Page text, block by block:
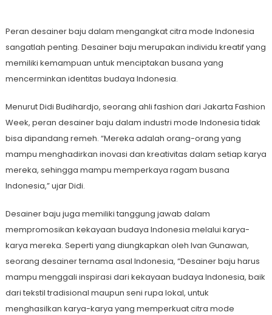
Peran desainer baju dalam mengangkat citra mode Indonesia
sangatlah penting. Desainer baju merupakan individu kreatif yang
memiliki kemampuan untuk menciptakan busana yang
mencerminkan identitas budaya Indonesia.
Menurut Didi Budihardjo, seorang ahli fashion dari Jakarta Fashion
Week, peran desainer baju dalam industri mode Indonesia tidak
bisa dipandang remeh. “Mereka adalah orang-orang yang
mampu menghadirkan inovasi dan kreativitas dalam setiap karya
mereka, sehingga mampu memperkaya ragam busana
Indonesia,” ujar Didi.
Desainer baju juga memiliki tanggung jawab dalam
mempromosikan kekayaan budaya Indonesia melalui karya-
karya mereka. Seperti yang diungkapkan oleh Ivan Gunawan,
seorang desainer ternama asal Indonesia, “Desainer baju harus
mampu menggali inspirasi dari kekayaan budaya Indonesia, baik
dari tekstil tradisional maupun seni rupa lokal, untuk
menghasilkan karya-karya yang memperkuat citra mode